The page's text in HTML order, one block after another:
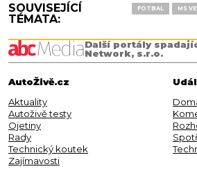
SOUVISEJÍCÍ
TÉMATA:
FOTBAL MS
Další portály
Network, s.r.o.
AutoŽivě.cz
Aktuality
Autoživě testy
Ojetiny
Rady
Technický koutek
Zajímavosti